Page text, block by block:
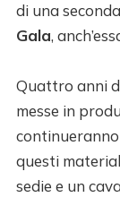
di una
Gala,
Quattro anni
messe in
questi
sedie e un